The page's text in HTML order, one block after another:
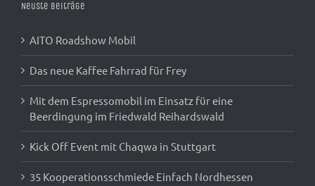
Neuste Beiträge
AITO Roadshow Mobil
Das neue Kaffee Fahrrad für Frey
Mit dem Espressomobil im Einsatz für eine
Beerdingung im Friedwald Reihardswald
Kick Off Event mit Chaqwa in Stuttgart
35 Kooperationsschmiede Einfach Nordhessen